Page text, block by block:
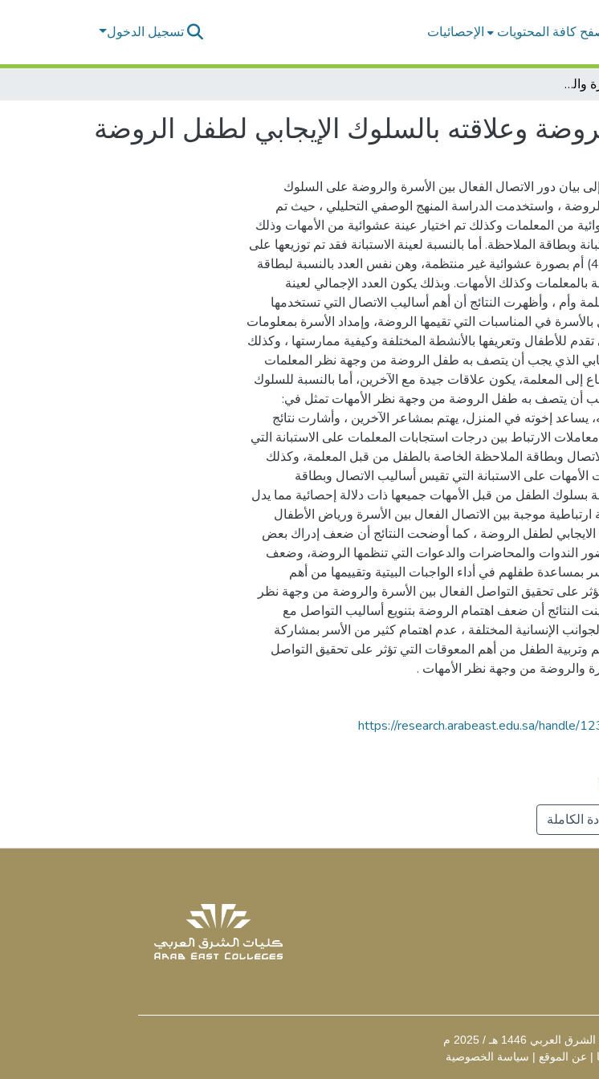
كافة المحتويات الإحصائيات تسجيل الدخول
الاتصال الفعال بين الأسرة والروضة وعلاقته بالسلوك الإيجابي لطفل الروضة
وعلاقته بالسلوك الإيجابي لطفل الروضة
بيان دور الاتصال الفعال بين الأسرة والروضة على السلوك
، واستخدمت الدراسة المنهج الوصفي التحليلي ، حيث تم
من المعلمات وكذلك تم اختيار عينة عشوائية من الأمهات وذلك
وبطاقة الملاحظة. أما بالنسبة لعينة الاستبانة فقد تم توزيعها على
(48) معلمة و(44) أم بصورة عشوائية غير منتظمة، وهن نفس العدد بالنسبة لبطاقة
بالمعلمات وكذلك الأمهات. وبذلك يكون العدد الإجمالي لعينة
معلمة وأم ، وأظهرت النتائج أن أهم أساليب الاتصال التي تستخدمها
بالأسرة في المناسبات التي تقيمها الروضة، وإمداد الأسرة بمعلومات
تقدم للأطفال وتعريفها بالأنشطة المختلفة وكيفية ممارستها ، وكذلك
الذي يجب أن يتصف به طفل الروضة من وجهة نظر المعلمات
إلى المعلمة، يكون علاقات جيدة مع الآخرين، أما بالنسبة للسلوك
أن يتصف به طفل الروضة من وجهة نظر الأمهات تمثل في:
يساعد إخوته في المنزل، يهتم بمشاعر الآخرين ، وأشارت نتائج
الارتباط بين درجات استجابات المعلمات على الاستبانة التي
وبطاقة الملاحظة الخاصة بالطفل من قبل المعلمة، وكذلك
على الاستبانة التي تقيس أساليب الاتصال وبطاقة
بسلوك الطفل من قبل الأمهات جميعها ذات دلالة إحصائية مما يدل
موجبة بين الاتصال الفعال بين الأسرة ورياض الأطفال
لطفل الروضة ، كما أوضحت النتائج أن ضعف إدراك بعض
الندوات والمحاضرات والدعوات التي تنظمها الروضة، وضعف
بمساعدة طفلهم في أداء الواجبات البيتية وتقييمها من أهم
على تحقيق التواصل الفعال بين الأسرة والروضة من وجهة نظر
النتائج أن ضعف اهتمام الروضة بتنويع أساليب التواصل مع
الإنسانية المختلفة ، عدم اهتمام كثير من الأسر بمشاركة
وتربية الطفل من أهم المعوقات التي تؤثر على تحقيق التواصل
والروضة من وجهة نظر الأمهات .
https://research.arabeast.edu.sa/handle/
الكاملة
العربي 1446 هـ / 2025 م
| عن الموقع | سياسة الخصوصية